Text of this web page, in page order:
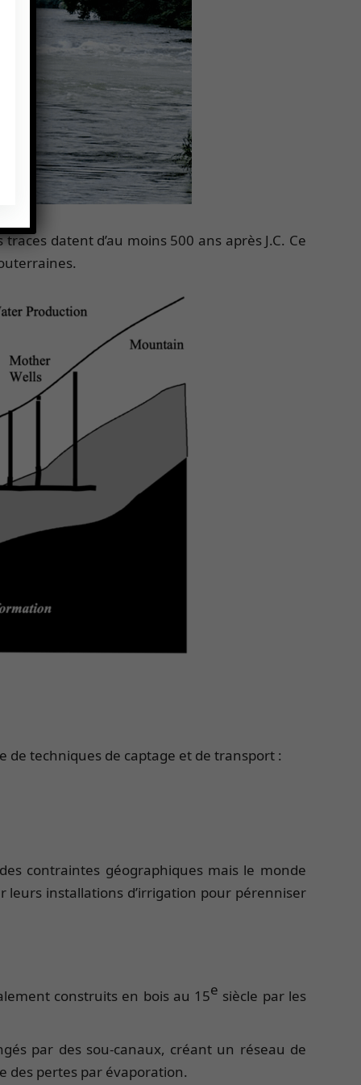
datent d’au moins 500 ans après J.C. Ce
de techniques de captage et de transport :
contraintes géographiques mais le monde
leurs installations d’irrigation pour pérenniser
construits en bois au 15e siècle par les
par des sou-canaux, créant un réseau de
des pertes par évaporation.